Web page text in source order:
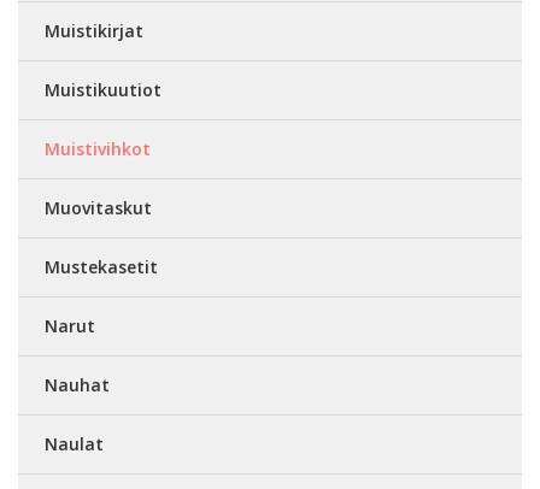
Muistikirjat
Muistikuutiot
Muistivihkot
Muovitaskut
Mustekasetit
Narut
Nauhat
Naulat